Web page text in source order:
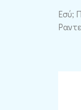
Εσύ;